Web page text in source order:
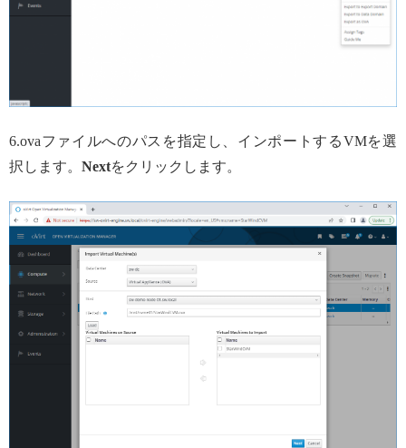
6.ovaファイルへのパスを指定し、インポートするVMを選
択します。 Nextをクリックします。